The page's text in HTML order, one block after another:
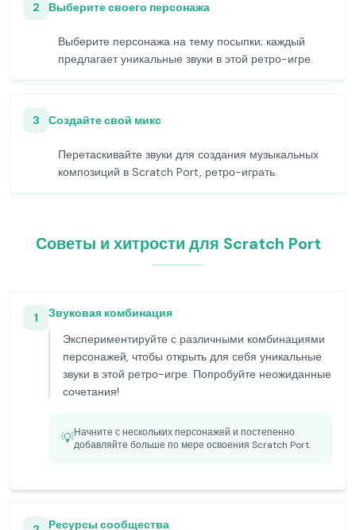
2 Выберите своего персонажа
Выберите персонажа на тему посыпки; каждый
предлагает уникальные звуки в этой ретро-игре.
3 Создайте свой микс
Перетаскивайте звуки для создания музыкальных
композиций в Scratch Port, ретро-играть.
Советы и хитрости для Scratch Port
1
Звуковая комбинация
Экспериментируйте с различными комбинациями
персонажей, чтобы открыть для себя уникальные
звуки в этой ретро-игре. Попробуйте неожиданные
сочетания!
💡Начните с нескольких персонажей и постепенно
добавляйте больше по мере освоения Scratch Port.
Ресурсы сообщества